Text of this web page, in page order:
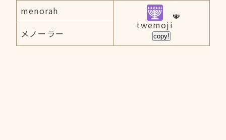
menorah
twemoji
copy!
メノーラー